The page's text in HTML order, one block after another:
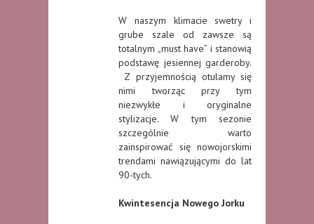
W naszym klimacie swetry i
grube szale od zawsze są
totalnym „must have” i stanowią
podstawę jesiennej garderoby.
Z przyjemnością otulamy się
nimi tworząc przy tym
niezwykłe i oryginalne
stylizacje. W tym sezonie
szczególnie warto
zainspirować się nowojorskimi
trendami nawiązującymi do lat
90-tych.
Kwintesencja Nowego Jorku